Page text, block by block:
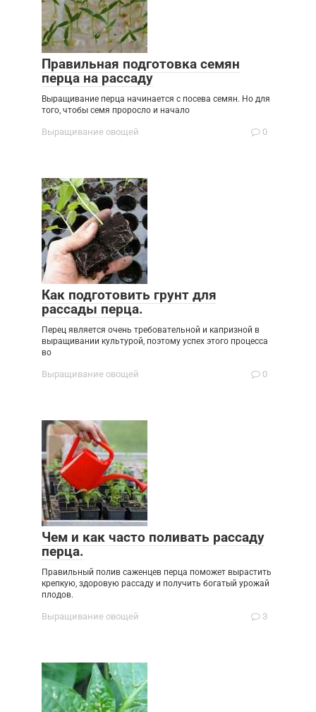
Правильная подготовка семян
перца на рассаду
Выращивание перца начинается с посева семян. Но для
того, чтобы семя проросло и начало
Выращивание овощей 0
Как подготовить грунт для
рассады перца.
Перец является очень требовательной и капризной в
выращивании культурой, поэтому успех этого процесса
во
Выращивание овощей 0
Чем и как часто поливать рассаду
перца.
Правильный полив саженцев перца поможет вырастить
крепкую, здоровую рассаду и получить богатый урожай
плодов.
Выращивание овощей 3